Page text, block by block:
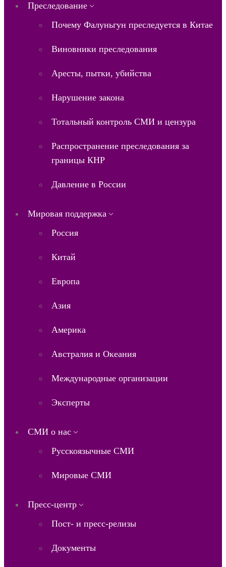
Преследование
Почему Фалуньгун преследуется в Китае
Виновники преследования
Аресты, пытки, убийства
Нарушение закона
Тотальный контроль СМИ и цензура
Распространение преследования за
границы КНР
Давление в России
Мировая поддержка
Россия
Китай
Европа
Азия
Америка
Австралия и Океания
Международные организации
Эксперты
СМИ о нас
Русскоязычные СМИ
Мировые СМИ
Пресс-центр
Пост- и пресс-релизы
Документы